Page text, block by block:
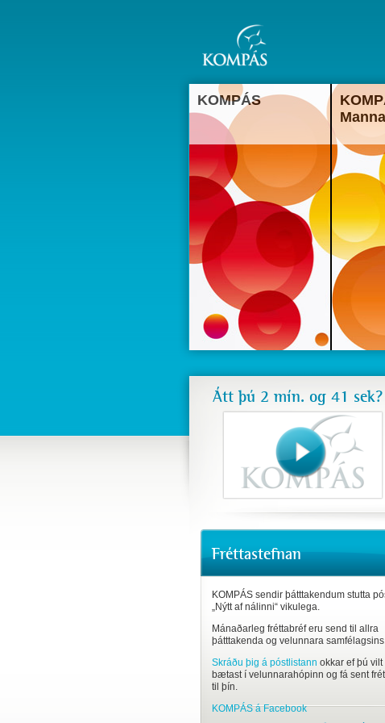
KOMPÁS
Átt þú 2 mín. og 41 sek?
Fréttastefnan
KOMPÁS sendir þátttakendum stutta
„Nýtt af nálinni“ vikulega.
Mánaðarleg fréttabréf eru send til allra
þátttakenda og velunnara
Skráðu þig á póstlistann okkar ef þú vilt
bætast í velunnarahópinn og fá sent
til þín.
KOMPÁS á Facebook